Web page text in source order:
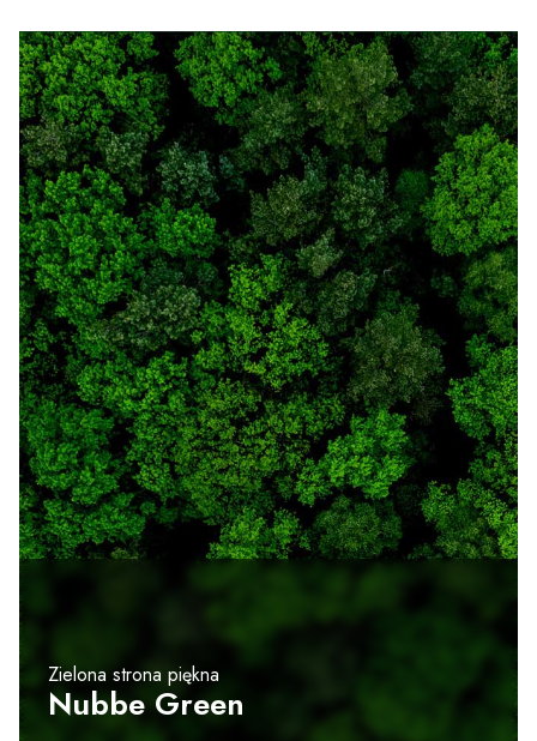
Zielona strona piękna
Nubbe Green